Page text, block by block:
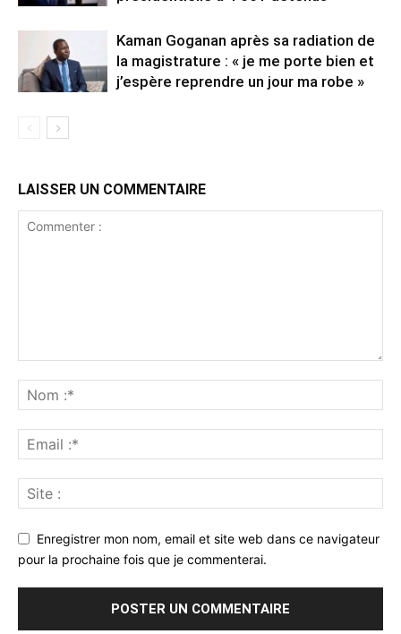
Kaman Goganan après sa radiation de
la magistrature : « je me porte bien et
j’espère reprendre un jour ma robe »
LAISSER UN COMMENTAIRE
Enregistrer mon nom, email et site web dans ce navigateur
pour la prochaine fois que je commenterai.